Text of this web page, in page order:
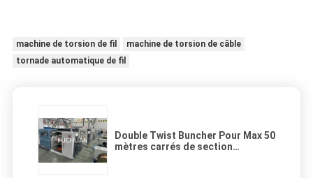
machine de torsion de fil
machine de torsion de câble
tornade automatique de fil
Double Twist Buncher Pour Max 50
mètres carrés de section